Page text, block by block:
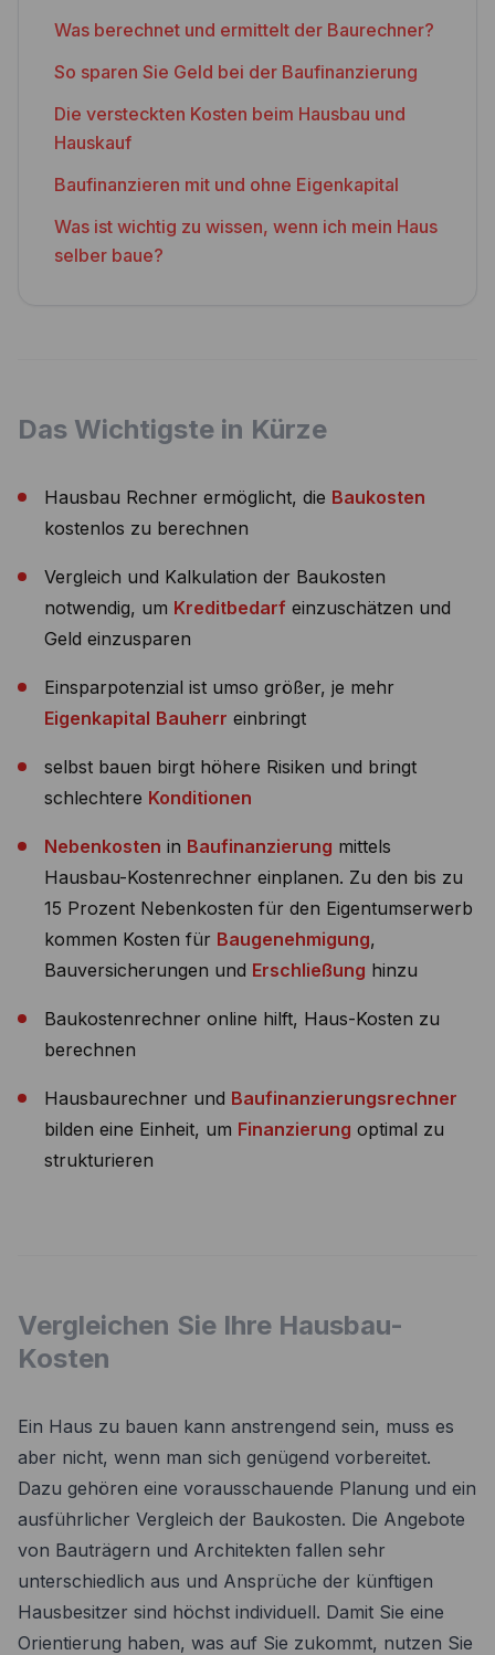
Was berechnet und ermittelt der Baurechner?
So sparen Sie Geld bei der Baufinanzierung
Die versteckten Kosten beim Hausbau und
Hauskauf
Baufinanzieren mit und ohne Eigenkapital
Was ist wichtig zu wissen, wenn ich mein Haus
selber baue?
Das Wichtigste in Kürze
Hausbau Rechner ermöglicht, die Baukosten
kostenlos zu berechnen
Vergleich und Kalkulation der Baukosten
notwendig, um Kreditbedarf einzuschätzen und
Geld einzusparen
Einsparpotenzial ist umso größer, je mehr
Eigenkapital Bauherr einbringt
selbst bauen birgt höhere Risiken und bringt
schlechtere Konditionen
Nebenkosten in Baufinanzierung mittels
Hausbau-Kostenrechner einplanen. Zu den bis zu
15 Prozent Nebenkosten für den Eigentumserwerb
kommen Kosten für Baugenehmigung,
Bauversicherungen und Erschließung hinzu
Baukostenrechner online hilft, Haus-Kosten zu
berechnen
Hausbaurechner und Baufinanzierungsrechner
bilden eine Einheit, um Finanzierung optimal zu
strukturieren
Vergleichen Sie Ihre Hausbau-
Kosten
Ein Haus zu bauen kann anstrengend sein, muss es
aber nicht, wenn man sich genügend vorbereitet.
Dazu gehören eine vorausschauende Planung und ein
ausführlicher Vergleich der Baukosten. Die Angebote
von Bauträgern und Architekten fallen sehr
unterschiedlich aus und Ansprüche der künftigen
Hausbesitzer sind höchst individuell. Damit Sie eine
Orientierung haben, was auf Sie zukommt, nutzen Sie